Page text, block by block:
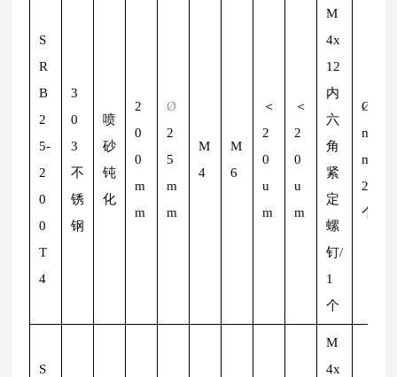
S
R
B
2
5-
2
0
0
T
4
3
0
3
不
锈
钢
喷
砂
钝
化
2
0
0
m
m
Ø
2
5
m
m
M
4
M
6
＜
2
0
u
m
＜
2
0
u
m
M
4x
12
内
六
角
紧
定
螺
钉/
1
个
Ø
m
m/
2
个
S
M
4x